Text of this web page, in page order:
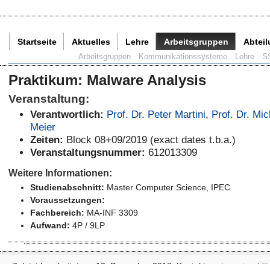
Startseite Aktuelles Lehre Arbeitsgruppen
Arbeitsgruppen Kommunikationssysteme Lehre
Praktikum: Malware Analysis
Veranstaltung:
Verantwortlich: Prof. Dr. Peter Martini, Prof. Dr.
Meier
Zeiten: Block 08+09/2019 (exact dates t.b.a.)
Veranstaltungsnummer: 612013309
Weitere Informationen:
Studienabschnitt: Master Computer Science , IPEC
Voraussetzungen:
Fachbereich: MA-INF 3309
Aufwand: 4P / 9LP